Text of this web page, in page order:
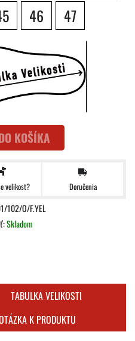
46 47
KOŠÍKA
velikost? Doručenia
102/O/F.YEL
Skladom
TABULKA VELIKOSTI
K PRODUKTU